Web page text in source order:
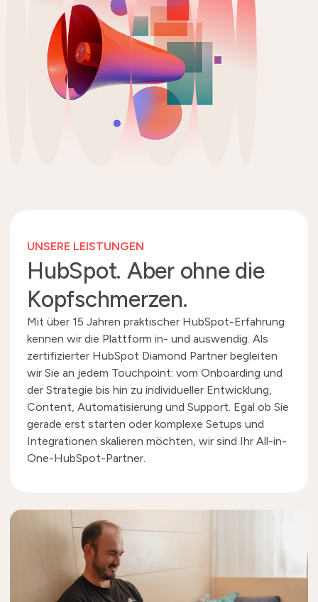
UNSERE LEISTUNGEN
HubSpot. Aber ohne die
Kopfschmerzen.
Mit über 15 Jahren praktischer HubSpot-Erfahrung
kennen wir die Plattform in- und auswendig. Als
zertifizierter HubSpot Diamond Partner begleiten
wir Sie an jedem Touchpoint: vom Onboarding und
der Strategie bis hin zu individueller Entwicklung,
Content, Automatisierung und Support. Egal ob Sie
gerade erst starten oder komplexe Setups und
Integrationen skalieren möchten, wir sind Ihr All-in-
One-HubSpot-Partner.